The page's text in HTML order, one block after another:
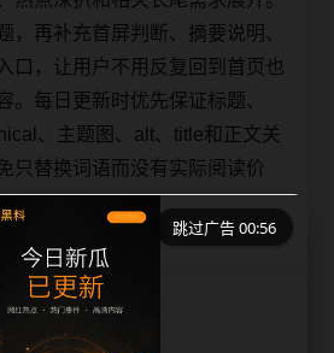
，再补充首屏判断、摘要说明、
口，让用户不用反复回到首页也
。每日更新时优先保证标题、
、主题图、alt、title和正文关
只替换词语而没有实际阅读价
跳过广告 00:56